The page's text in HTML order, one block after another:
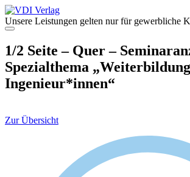
Zum
Inhalt
springen
Unsere Leistungen gelten nur für gewerbliche
Menü
1/2 Seite – Quer –
Spezialthema
Ingenieur*innen“
Zur Übersicht